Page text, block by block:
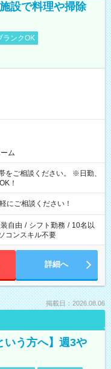
設で料理や掃除
ランクOK
ム
！
ご相談ください！
自由 / シフト勤務 / 10名以
コンスキル不要
詳細へ
掲載日：2026.08.06
いう方へ】週3や